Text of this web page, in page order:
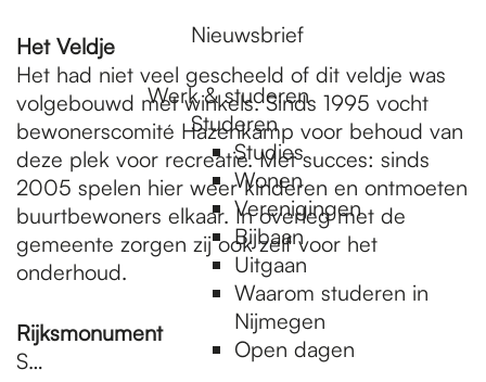
Nieuwsbrief
Werk & studeren
Studeren
Studies
Wonen
Verenigingen
Bijbaan
Uitgaan
Waarom studeren in
Nijmegen
Open dagen
Het Veldje
Het had niet veel gescheeld of dit veldje was
volgebouwd met winkels. Sinds 1995 vocht
bewonerscomité Hazenkamp voor behoud van
deze plek voor recreatie. Met succes: sinds
2005 spelen hier weer kinderen en ontmoeten
buurtbewoners elkaar. In overleg met de
gemeente zorgen zij ook zelf voor het
onderhoud.
Rijksmonument
S…